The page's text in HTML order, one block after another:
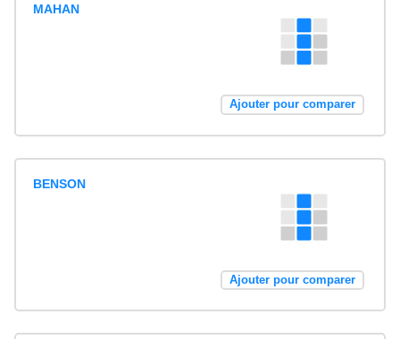
MAHAN
Ajouter pour comparer
BENSON
Ajouter pour comparer